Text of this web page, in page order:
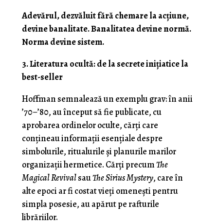
Adevărul, dezvăluit fără chemare la acțiune,
devine banalitate. Banalitatea devine normă.
Norma devine sistem.
3. Literatura ocultă: de la secrete inițiatice la
best-seller
Hoffman semnalează un exemplu grav: în anii
’70–’80, au început să fie publicate, cu
aprobarea ordinelor oculte, cărți care
conțineau informații esențiale despre
simbolurile, ritualurile și planurile marilor
organizații hermetice. Cărți precumThe
Magical RevivalsauThe Sirius Mystery, care în
alte epoci ar fi costat vieți omenești pentru
simpla posesie, au apărut pe rafturile
librăriilor.